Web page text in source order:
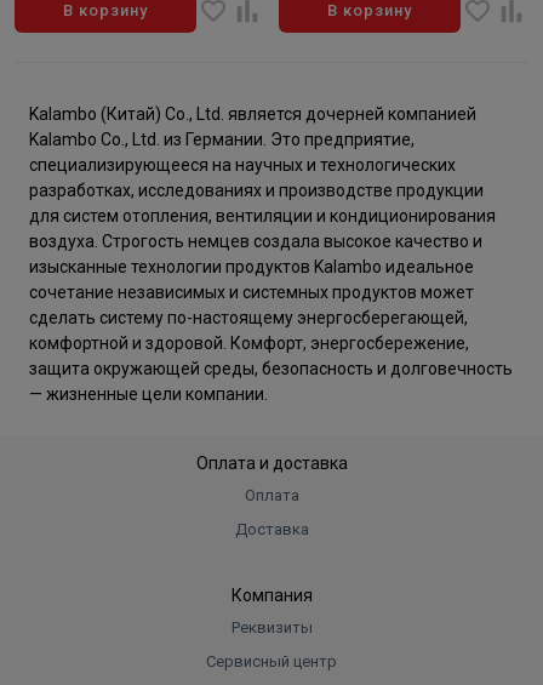
В корзину В корзину
Kalambo (Китай) Co., Ltd. является дочерней компанией
Kalambo Co., Ltd. из Германии. Это предприятие,
специализирующееся на научных и технологических
разработках, исследованиях и производстве продукции
для систем отопления, вентиляции и кондиционирования
воздуха. Строгость немцев создала высокое качество и
изысканные технологии продуктов Kalambo идеальное
сочетание независимых и системных продуктов может
сделать систему по-настоящему энергосберегающей,
комфортной и здоровой. Комфорт, энергосбережение,
защита окружающей среды, безопасность и долговечность
— жизненные цели компании.
Оплата и доставка
Оплата
Доставка
Компания
Реквизиты
Сервисный центр